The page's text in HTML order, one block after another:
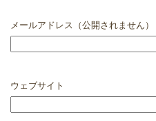
メールアドレス（公開されません）
ウェブサイト